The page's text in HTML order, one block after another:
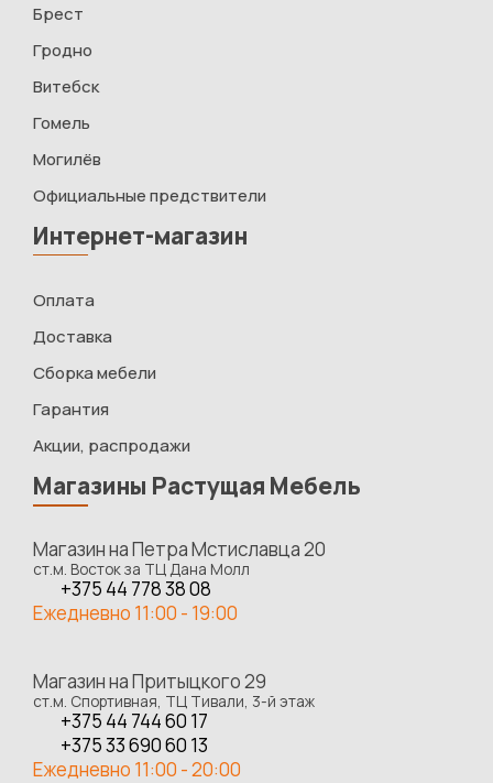
Брест
Гродно
Витебск
Гомель
Могилёв
Официальные предствители
Интернет-магазин
Оплата
Доставка
Сборка мебели
Гарантия
Акции, распродажи
Магазины Растущая Мебель
Магазин на Петра Мстиславца 20
ст.м. Восток за ТЦ Дана Молл
+375 44 778 38 08
Ежедневно 11:00 - 19:00
Магазин на Притыцкого 29
ст.м. Спортивная, ТЦ Тивали, 3-й этаж
+375 44 744 60 17
+375 33 690 60 13
Ежедневно 11:00 - 20:00